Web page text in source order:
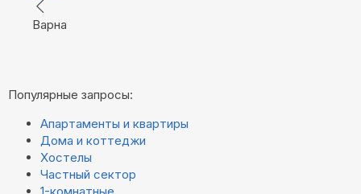
Варна
Популярные запросы:
Апартаменты и квартиры
Дома и коттеджи
Хостелы
Частный сектор